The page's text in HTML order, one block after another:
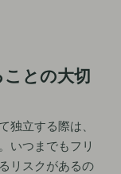
との大切
独立する際は、
いつまでもフリ
リスクがあるの